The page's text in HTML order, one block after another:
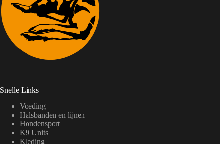
Snelle Links
Voeding
Halsbanden en lijnen
Hondensport
K9 Units
Kleding